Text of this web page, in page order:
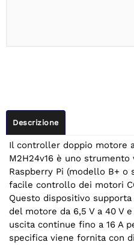
Descrizione
Il controller doppio motore
M2H24v16 è uno
Raspberry Pi (modello B+ o
facile controllo dei motori
Questo dispositivo
del motore da 6,5 V a 40 V
uscita continue fino a 16 A
specifica viene fornita con